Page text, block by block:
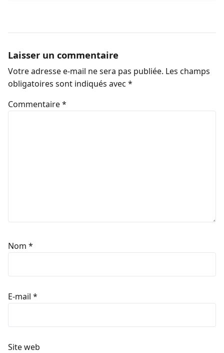
Laisser un commentaire
Votre adresse e-mail ne sera pas publiée. Les champs
obligatoires sont indiqués avec *
Commentaire*
Nom *
E-mail *
Site web